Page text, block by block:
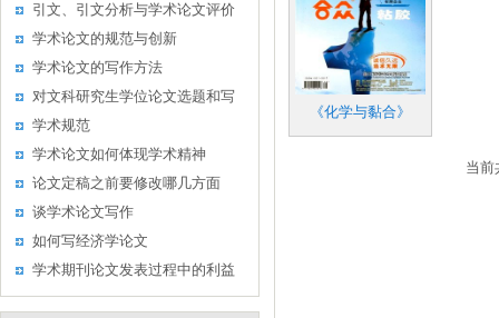
引文、引文分析与学术论文评价
学术论文的规范与创新
学术论文的写作方法
对文科研究生学位论文选题和写
作的几点认识
学术规范
学术论文如何体现学术精神
论文定稿之前要修改哪几方面
谈学术论文写作
如何写经济学论文
学术期刊论文发表过程中的利益
冲突及其处理
《化学与黏合》
当